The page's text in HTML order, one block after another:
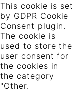
This cookie is set
by GDPR Cookie
Consent plugin.
The cookie is
used to store the
user consent for
the cookies in
the category
"Other.